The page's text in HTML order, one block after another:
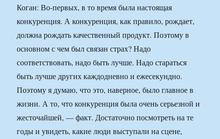
Коган: Во-первых, в то время была настоящая
конкуренция. А конкуренция, как правило, рождает,
должна рождать качественный продукт. Поэтому в
основном с чем был связан страх? Надо
соответствовать, надо быть лучше. Надо стараться
быть лучше других каждодневно и ежесекундно.
Поэтому я думаю, что это, наверное, было главное в
жизни. А то, что конкуренция была очень серьезной и
жесточайшей, — факт. Достаточно посмотреть на те
годы и увидеть, какие люди выступали на сцене,